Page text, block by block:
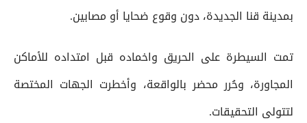
بمدينة قنا الجديدة، دون وقوع ضحايا أو مصابين.
تمت السيطرة على الحريق واخماده قبل امتداده للأماكن
المجاورة، وحُرر محضر بالواقعة، وأخطرت الجهات المختصة
لتتولى التحقيقات.